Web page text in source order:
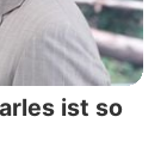
ist so